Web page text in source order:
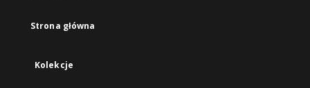
Strona główna
Kolekcje